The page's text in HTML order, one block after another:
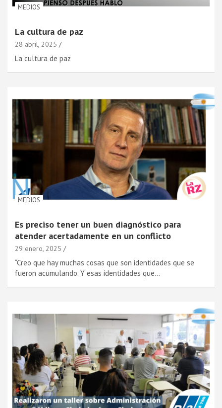
MEDIOS
La cultura de paz
28 abril, 2025
La cultura de paz
MEDIOS
Es preciso tener un buen diagnóstico para
atender acertadamente en un conflicto
29 enero, 2025
“Creo que hay muchas cosas que son identidades que se
fueron acumulando. Y esas identidades que…